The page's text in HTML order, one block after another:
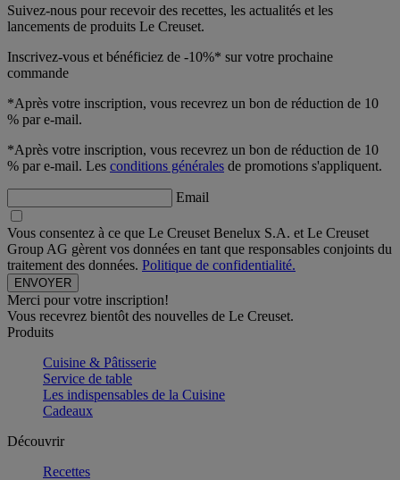
Suivez-nous pour recevoir des recettes, les actualités et les
lancements de produits Le Creuset.
Inscrivez-vous et bénéficiez de -10%* sur votre prochaine
commande
*Après votre inscription, vous recevrez un bon de réduction de 10
% par e-mail.
*Après votre inscription, vous recevrez un bon de réduction de 10
% par e-mail. Les conditions générales de promotions s'appliquent.
Email
Vous consentez à ce que Le Creuset Benelux S.A. et Le Creuset
Group AG gèrent vos données en tant que responsables conjoints du
traitement des données. Politique de confidentialité.
Merci pour votre inscription!
Vous recevrez bientôt des nouvelles de Le Creuset.
Produits
Cuisine & Pâtisserie
Service de table
Les indispensables de la Cuisine
Cadeaux
Découvrir
Recettes